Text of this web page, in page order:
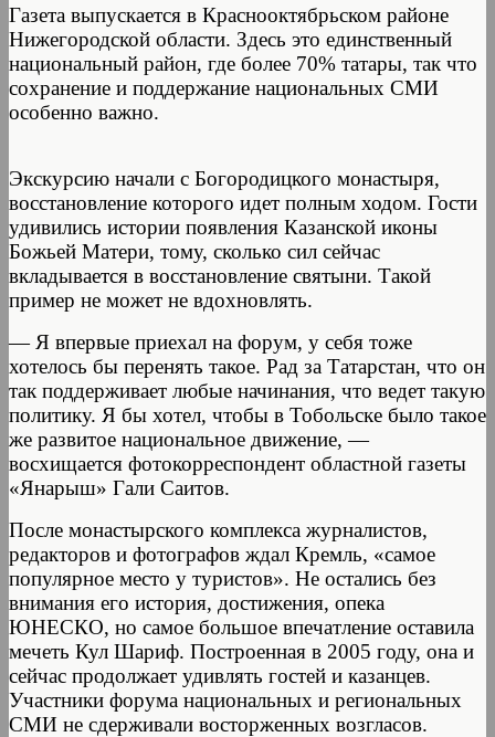
Газета выпускается в Краснооктябрьском районе
Нижегородской области. Здесь это единственный
национальный район, где более 70% татары, так что
сохранение и поддержание национальных СМИ
особенно важно.
Экскурсию начали с Богородицкого монастыря,
восстановление которого идет полным ходом. Гости
удивились истории появления Казанской иконы
Божьей Матери, тому, сколько сил сейчас
вкладывается в восстановление святыни. Такой
пример не может не вдохновлять.
— Я впервые приехал на форум, у себя тоже
хотелось бы перенять такое. Рад за Татарстан, что он
так поддерживает любые начинания, что ведет такую
политику. Я бы хотел, чтобы в Тобольске было такое
же развитое национальное движение, —
восхищается фотокорреспондент областной газеты
«Янарыш» Гали Саитов.
После монастырского комплекса журналистов,
редакторов и фотографов ждал Кремль, «самое
популярное место у туристов». Не остались без
внимания его история, достижения, опека
ЮНЕСКО, но самое большое впечатление оставила
мечеть Кул Шариф. Построенная в 2005 году, она и
сейчас продолжает удивлять гостей и казанцев.
Участники форума национальных и региональных
СМИ не сдерживали восторженных возгласов.